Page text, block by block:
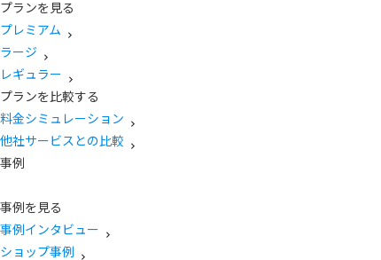
プランを見る
プレミアム
ラージ
レギュラー
プランを比較する
料金シミュレーション
他社サービスとの比較
事例
事例を見る
事例インタビュー
ショップ事例